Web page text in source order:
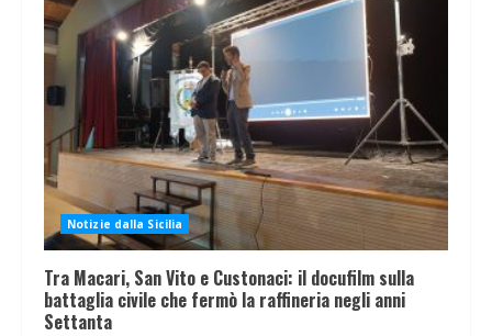
Notizie dalla Sicilia
Tra Macari, San Vito e Custonaci: il docufilm sulla
battaglia civile che fermò la raffineria negli anni
Settanta